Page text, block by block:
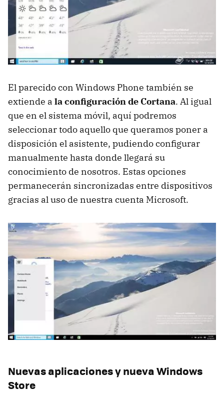
El parecido con Windows Phone también se
extiende a la configuración de Cortana. Al igual
que en el sistema móvil, aquí podremos
seleccionar todo aquello que queramos poner a
disposición el asistente, pudiendo configurar
manualmente hasta donde llegará su
conocimiento de nosotros. Estas opciones
permanecerán sincronizadas entre dispositivos
gracias al uso de nuestra cuenta Microsoft.
Nuevas aplicaciones y nueva Windows
Store